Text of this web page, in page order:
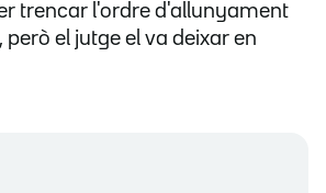
trencar l'ordre d'allunyament
el jutge el va deixar en